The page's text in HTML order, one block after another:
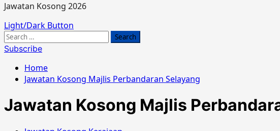
Jawatan Kosong 2026
Primary
Menu
Light/Dark Button
Search
for:
Subscribe
Home
Jawatan Kosong Majlis Perbandaran Selayang
Jawatan Kosong Majlis